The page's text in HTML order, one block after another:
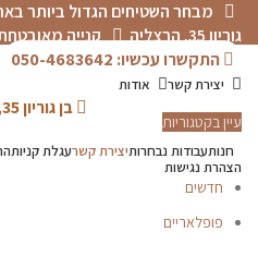
מבחר השטיחים הגדול ביותר
גוריון 35, הרצליה
קנייה
התקשרו עכשיו: 050-4683642
יצירת קשר אודות
בן גוריון 35, הרצליה
עיין בקטגוריות
חנותעבודות נבחרותיצירת קשרעגלת קניות
הצהרת נגישות
חדשים
פופלאריים